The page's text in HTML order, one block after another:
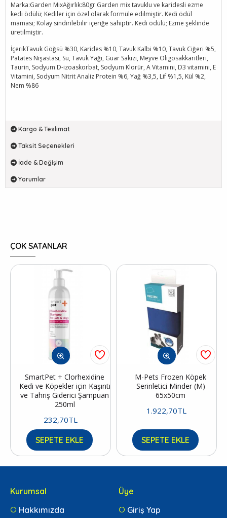
Marka:Garden MixAğırlık:80gr Garden mix tavuklu ve karidesli ezme
kedi ödülü; Kediler için özel olarak formüle edilmiştir. Kedi ödül
maması; Kolay sindirilebilir içeriğe sahiptir. Kedi ödülü; Ezme şeklinde
üretilmiştir.
İçerikTavuk Göğsü %30, Karides %10, Tavuk Kalbi %10, Tavuk Ciğeri %5,
Patates Nişastası, Su, Tavuk Yağı, Guar Sakızı, Meyve Oligosakkaritleri,
Taurin, Sodyum D-izoaskorbat, Sodyum Klorür, A Vitamini, D3 vitamini, E
Vitamini, Sodyum Nitrit Analiz Protein %6, Yağ %3,5, Lif %1,5, Kül %2,
Nem %86
Kargo & Teslimat
Taksit Seçenekleri
İade & Değişim
Yorumlar
ÇOK SATANLAR
SmartPet + Clorhexidine
Kedi ve Köpekler için Kaşıntı
ve Tahriş Giderici Şampuan
250ml
232,70TL
SEPETE EKLE
M-Pets Frozen Köpek
Serinletici Minder (M)
65x50cm
1.922,70TL
SEPETE EKLE
Kurumsal
Hakkımızda
Üye
Giriş Yap